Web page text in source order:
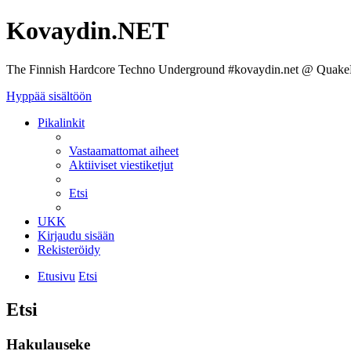
Kovaydin.NET
The Finnish Hardcore Techno Underground #kovaydin.net @
Hyppää sisältöön
Pikalinkit
Vastaamattomat aiheet
Aktiiviset viestiketjut
Etsi
UKK
Kirjaudu sisään
Rekisteröidy
Etusivu Etsi
Etsi
Hakulauseke